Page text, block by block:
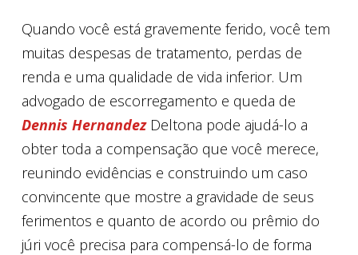
Quando você está gravemente ferido, você tem
muitas despesas de tratamento, perdas de
renda e uma qualidade de vida inferior. Um
advogado de escorregamento e queda de
Dennis HernandezDeltona pode ajudá-lo a
obter toda a compensação que você merece,
reunindo evidências e construindo um caso
convincente que mostre a gravidade de seus
ferimentos e quanto de acordo ou prêmio do
júri você precisa para compensá-lo de forma